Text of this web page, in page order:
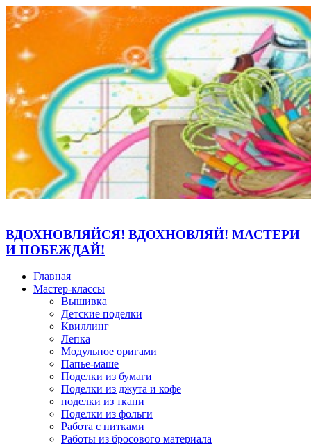
ВДОХНОВЛЯЙСЯ! ВДОХНОВЛЯЙ! МАСТЕРИ
И ПОБЕЖДАЙ!
Главная
Мастер-классы
Вышивка
Детские поделки
Квиллинг
Лепка
Модульное оригами
Папье-маше
Поделки из бумаги
Поделки из джута и кофе
поделки из ткани
Поделки из фольги
Работа с нитками
Работы из бросового материала